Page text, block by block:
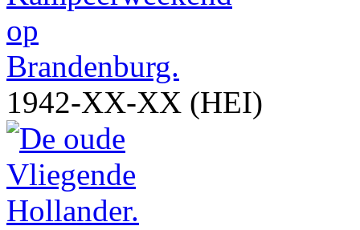
1942-XX-XX (HEI)